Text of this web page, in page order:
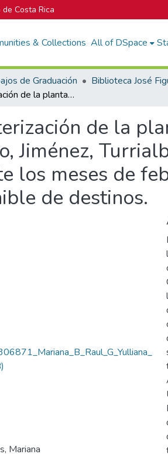
Costa Rica
& Collections All of DSpace
de Graduación
Caracterización de la planta turística de los cantones de Cartago, Paraíso, Jiménez, Turrialba y Alvarado de la provincia de Cartago durante los meses de febrero a mayo del 2022 desde la gestión sostenible de destinos.
de la
Jiménez,
los meses de
de destinos.
Mariana